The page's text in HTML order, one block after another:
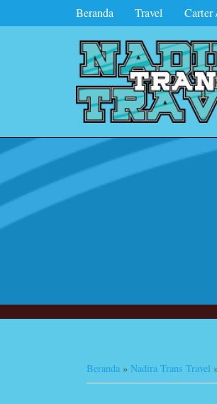
Beranda Travel Carter
Beranda » Nadira Trans Travel »